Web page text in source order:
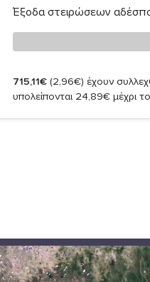
Έξοδα στειρώσεων
715,11€ (2,96€) έχουν
υπολείπονται 24,89€ μέχρι